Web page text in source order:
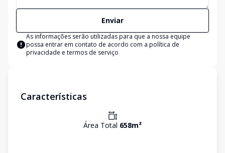
Enviar
As informações serão utilizadas para que a nossa equipe
possa entrar em contato de acordo com a política de
privacidade e termos de serviço
Características
Área Total 658m²